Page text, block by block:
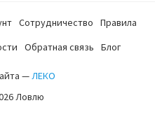
Сотрудничество
Правила
Обратная связь Блог
—ЛЕКО
Ловлю